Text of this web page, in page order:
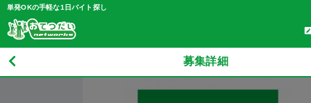
単発OKの手軽な1日バイト探し
募集詳細